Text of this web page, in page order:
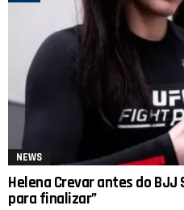
NEWS
Helena Crevar antes do BJJ
para finalizar”